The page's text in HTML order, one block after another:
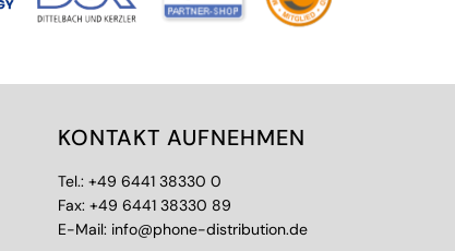
KONTAKT AUFNEHMEN
Tel.: +49 6441 38330 0
Fax: +49 6441 38330 89
E-Mail: info@phone-distribution.de